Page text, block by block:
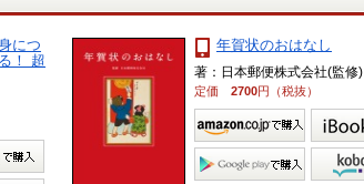
につ
！ 超
年賀状のおはなし
著：日本郵便株式会社(監修)
定価 2700円（税抜）